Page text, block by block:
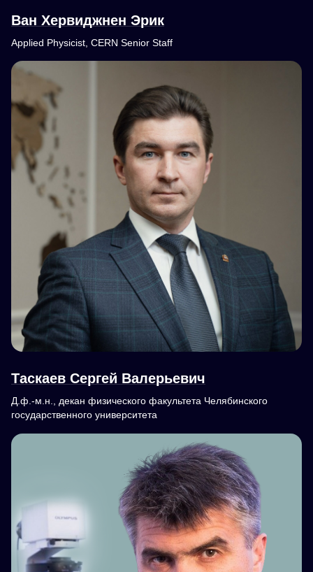
Ван Хервиджнен Эрик
Applied Physicist, CERN Senior Staff
Таскаев Сергей Валерьевич
Д.ф.-м.н., декан физического факультета Челябинского
государственного университета